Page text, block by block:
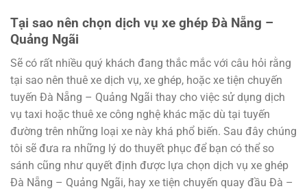
Tại sao nên chọn dịch vụ xe ghép Đà Nẵng –
Quảng Ngãi
Sẽ có rất nhiều quý khách đang thắc mắc với câu hỏi rằng
tại sao nên thuê xe dịch vụ, xe ghép, hoặc xe tiện chuyến
tuyến Đà Nẵng – Quảng Ngãi thay cho việc sử dụng dịch
vụ taxi hoặc thuê xe công nghệ khác mặc dù tại tuyến
đường trên những loại xe này khá phổ biến. Sau đây chúng
tôi sẽ đưa ra những lý do thuyết phục để bạn có thể so
sánh cũng như quyết định được lựa chọn dịch vụ xe ghép
Đà Nẵng – Quảng Ngãi, hay xe tiện chuyến quay đầu Đà –